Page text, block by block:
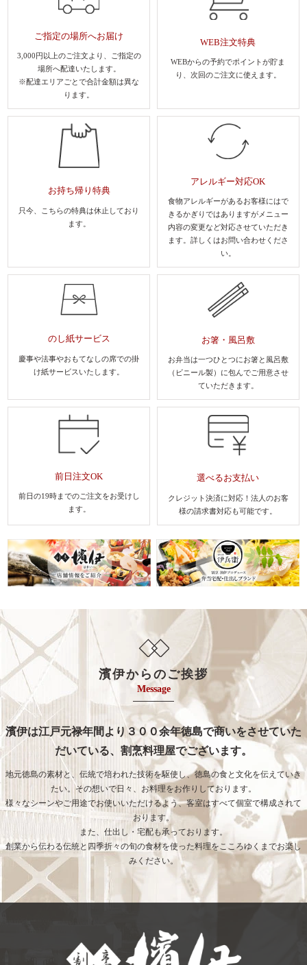
ご指定の場所へお届け
3,000円以上のご注文より、
ご指定の
場所へ配達いたします。
※配達エリアごとで合計金額は異な
ります。
WEB注文特典
WEBからの予約でポイントが貯ま
り、 次回のご注文に使えます。
お持ち帰り特典
只今、こちらの特典は休止しており
ます。
アレルギー対応OK
食物アレルギーがあるお客様にはで
きるかぎりではありますがメニュー
内容の変更など対応させていただき
ます。 詳しくはお問い合わせくださ
い。
のし紙サービス
慶事や法事やおもてなしの席での掛
け紙サービスいたします。
お箸・風呂敷
お弁当は一つひとつにお箸と風呂敷
（ビニール製）に包んでご用意させ
ていただきます。
前日注文OK
前日の19時までのご注文をお受けし
ます。
選べるお支払い
クレジット決済に対応！法人のお客
様の請求書対応も可能です。
濱伊からのご挨拶
Message
濱伊は江戸元禄年間より３００余年徳島で商いをさせていた
だいている、割烹料理屋でございます。
地元徳島の素材と、伝統で培われた技術を駆使し、徳島の食と文化を伝えていき
たい。その想いで日々、お料理をお作りしております。
様々なシーンやご用途でお使いいただけるよう、客室はすべて個室で構成されて
おります。
また、仕出し・宅配も承っております。
創業から伝わる伝統と四季折々の旬の食材を使った料理をこころゆくまでお楽し
みください。